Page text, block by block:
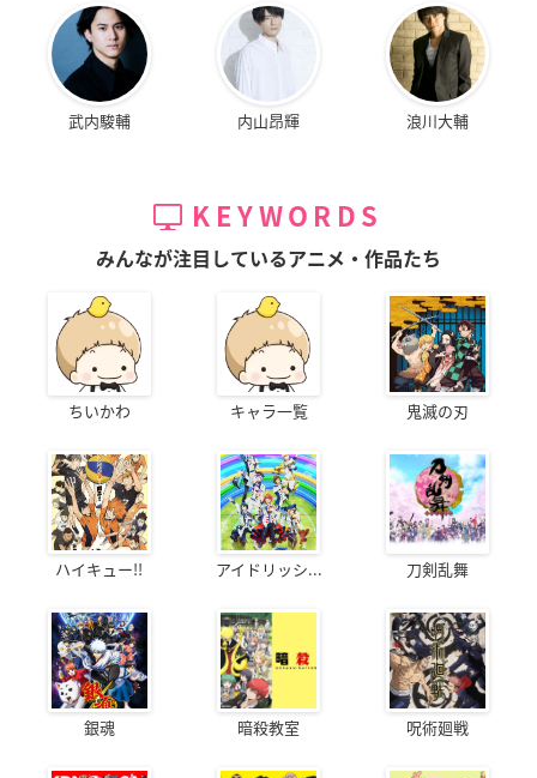
武内駿輔 内山昂輝 浪川大輔
KEYWORDS
みんなが注目しているアニメ・作品たち
ちいかわ キャラ一覧 鬼滅の刃
ハイキュー!! アイドリッシ... 刀剣乱舞
銀魂 暗殺教室 呪術廻戦